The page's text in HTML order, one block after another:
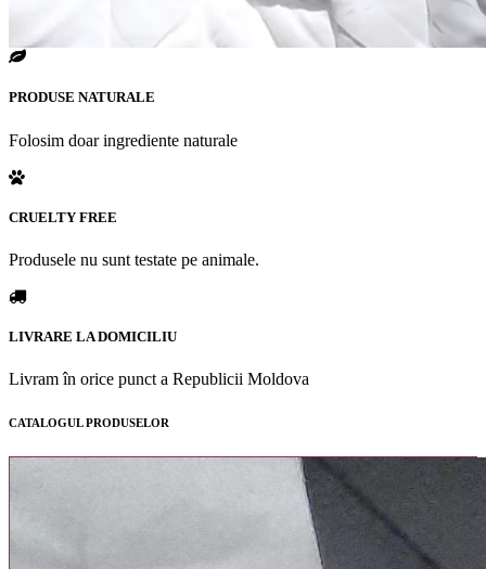
PRODUSE NATURALE
Folosim doar ingrediente naturale
CRUELTY FREE
Produsele nu sunt testate pe animale.
LIVRARE LA DOMICILIU
Livram în orice punct a Republicii Moldova
CATALOGUL PRODUSELOR